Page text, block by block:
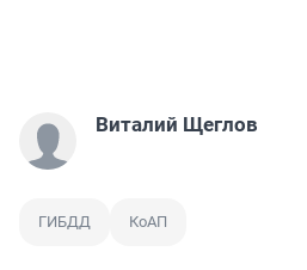
Виталий Щеглов
ГИБДД КоАП